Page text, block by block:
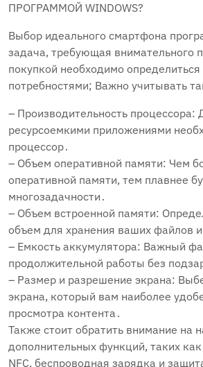
ПРОГРАММОЙ WINDOWS?
Выбор идеального смартфона
задача, требующая внимательного
покупкой необходимо
потребностями; Важно учитывать
– Производительность процессора:
ресурсоемкими приложениями
процессор․
– Объем оперативной памяти: Чем
оперативной памяти, тем плавнее
многозадачности․
– Объем встроенной памяти:
объем для хранения ваших файлов
– Емкость аккумулятора: Важный
продолжительной работы без
– Размер и разрешение экрана:
экрана, который вам наиболее
просмотра контента․
Также стоит обратить внимание на
дополнительных функций, таких
NFC, беспроводная зарядка и